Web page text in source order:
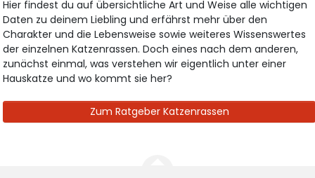
Hier findest du auf übersichtliche Art und Weise alle wichtigen
Daten zu deinem Liebling und erfährst mehr über den
Charakter und die Lebensweise sowie weiteres Wissenswertes
der einzelnen Katzenrassen. Doch eines nach dem anderen,
zunächst einmal, was verstehen wir eigentlich unter einer
Hauskatze und wo kommt sie her?
Zum Ratgeber Katzenrassen